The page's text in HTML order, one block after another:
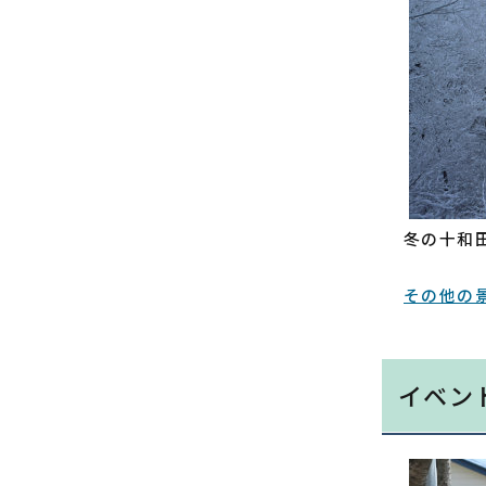
冬の十和
その他の
イベン